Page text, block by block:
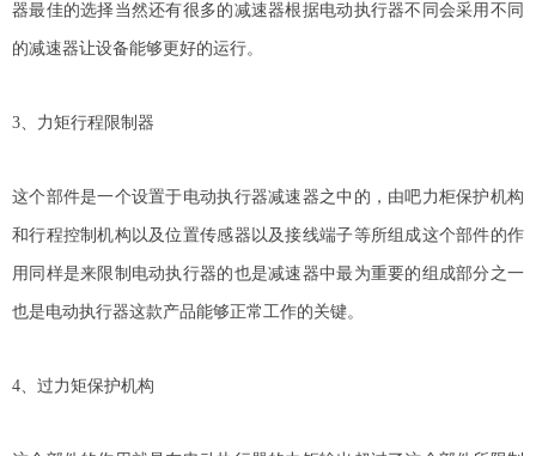
器最佳的选择当然还有很多的减速器根据电动执行器不同会采用不同
的减速器让设备能够更好的运行。
3、力矩行程限制器
这个部件是一个设置于电动执行器减速器之中的，由吧力柜保护机构
和行程控制机构以及位置传感器以及接线端子等所组成这个部件的作
用同样是来限制电动执行器的也是减速器中最为重要的组成部分之一
也是电动执行器这款产品能够正常工作的关键。
4、过力矩保护机构